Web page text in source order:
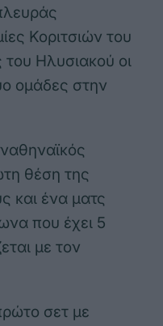
Κοριτσιών του
Ηλυσιακού οι
ομάδες στην
θέση της
και ένα ματς
που έχει 5
με τον
σετ με